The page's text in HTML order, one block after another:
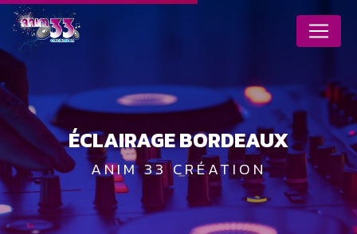
ÉCLAIRAGE BORDEAUX
ANIM 33 CRÉATION
Panneau de gestion des cookies